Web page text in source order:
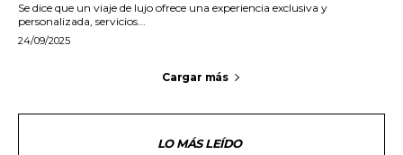
Se dice que un viaje de lujo ofrece una experiencia exclusiva y
personalizada, servicios...
24/09/2025
Cargar más
LO MÁS LEÍDO